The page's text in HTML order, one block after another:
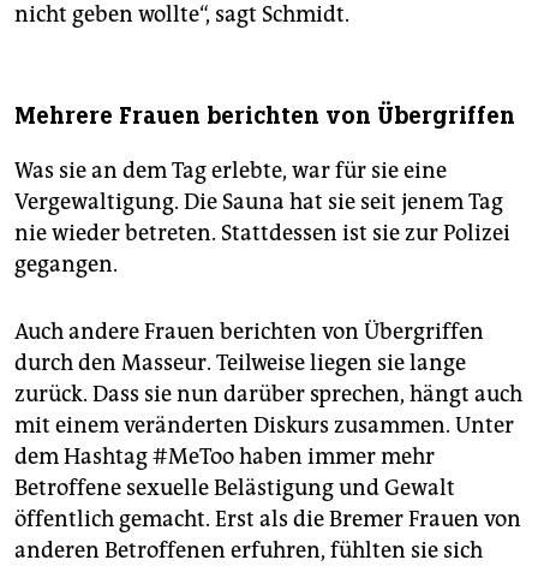
nicht geben wollte“, sagt Schmidt.
Mehrere Frauen berichten von Übergriffen
Was sie an dem Tag erlebte, war für sie eine
Vergewaltigung. Die Sauna hat sie seit jenem Tag
nie wieder betreten. Stattdessen ist sie zur Polizei
gegangen.
Auch andere Frauen berichten von Übergriffen
durch den Masseur. Teilweise liegen sie lange
zurück. Dass sie nun darüber sprechen, hängt auch
mit einem veränderten Diskurs zusammen. Unter
dem Hashtag #MeToo haben immer mehr
Betroffene sexuelle Belästigung und Gewalt
öffentlich gemacht. Erst als die Bremer Frauen von
anderen Betroffenen erfuhren, fühlten sie sich